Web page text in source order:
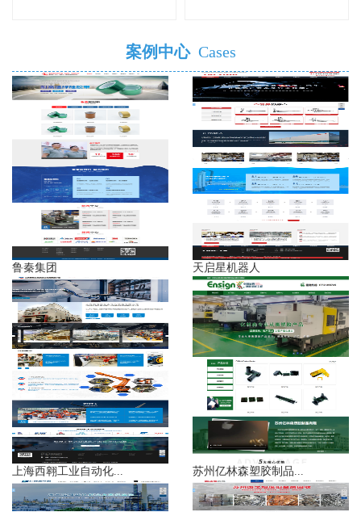
案例中心 Cases
鲁秦集团 天启星机器人
上海西翱工业自动化... 苏州亿林森塑胶制品...